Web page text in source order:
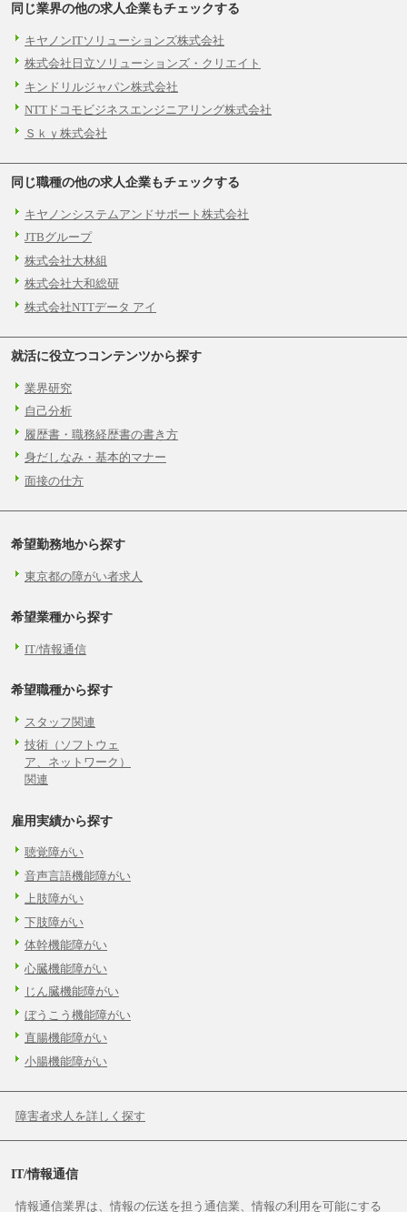
同じ業界の他の求人企業もチェックする
キヤノンITソリューションズ株式会社
株式会社日立ソリューションズ・クリエイト
キンドリルジャパン株式会社
NTTドコモビジネスエンジニアリング株式会社
Ｓｋｙ株式会社
同じ職種の他の求人企業もチェックする
キヤノンシステムアンドサポート株式会社
JTBグループ
株式会社大林組
株式会社大和総研
株式会社NTTデータ アイ
就活に役立つコンテンツから探す
業界研究
自己分析
履歴書・職務経歴書の書き方
身だしなみ・基本的マナー
面接の仕方
希望勤務地から探す
東京都の障がい者求人
希望業種から探す
IT/情報通信
希望職種から探す
スタッフ関連
技術（ソフトウェ
ア、ネットワーク）
関連
雇用実績から探す
聴覚障がい
音声言語機能障がい
上肢障がい
下肢障がい
体幹機能障がい
心臓機能障がい
じん臓機能障がい
ぼうこう機能障がい
直腸機能障がい
小腸機能障がい
障害者求人を詳しく探す
IT/情報通信
情報通信業界は、情報の伝送を担う通信業、情報の利用を可能にする